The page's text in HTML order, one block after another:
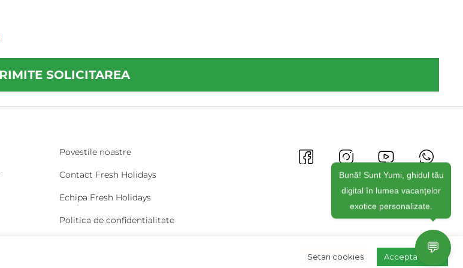
Povestile noastre
Contact Fresh Holidays
Echipa Fresh Holidays
Politica de confidentialitate
Setari cookies Accepta toate
💬
Bună! Sunt Yumi, ghidul tău
digital în lumea vacanțelor
exotice personalizate.